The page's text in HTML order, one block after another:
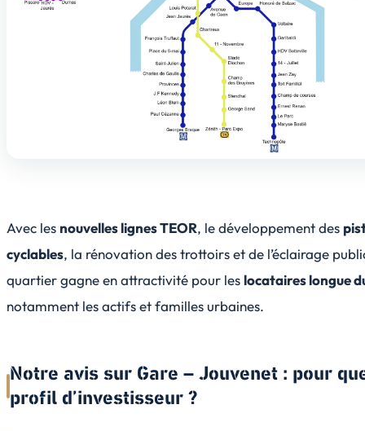
Avec les nouvelles lignes TEOR, le développement des
cyclables, la rénovation des trottoirs et de l’éclairage
quartier gagne en attractivité pour les locataires longue
notamment les actifs et familles urbaines.
Notre avis sur Gare – Jouvenet : pour
profil d’investisseur ?